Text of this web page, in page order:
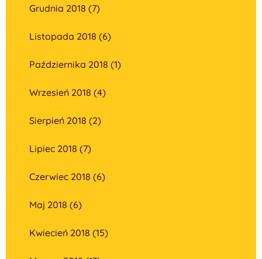
Grudnia 2018 (7)
Listopada 2018 (6)
Października 2018 (1)
Wrzesień 2018 (4)
Sierpień 2018 (2)
Lipiec 2018 (7)
Czerwiec 2018 (6)
Maj 2018 (6)
Kwiecień 2018 (15)